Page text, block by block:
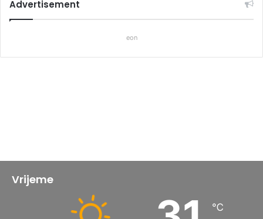
Advertisement
eon
Vrijeme
℃